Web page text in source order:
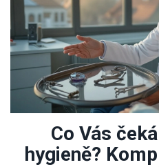
Co Vás
hygieně?